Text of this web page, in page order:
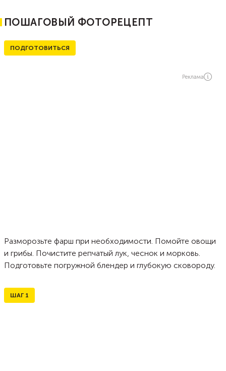
ПОШАГОВЫЙ ФОТОРЕЦЕПТ
ПОДГОТОВИТЬСЯ
Реклама
Разморозьте фарш при необходимости. Помойте овощи
и грибы. Почистите репчатый лук, чеснок и морковь.
Подготовьте погружной блендер и глубокую сковороду.
ШАГ 1